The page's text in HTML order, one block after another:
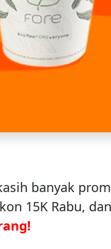
banyak
15K Rabu,